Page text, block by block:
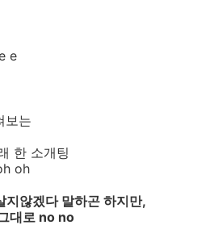
e
보는
한 소개팅
oh
지않겠다 말하곤 하지만,
대로 no no